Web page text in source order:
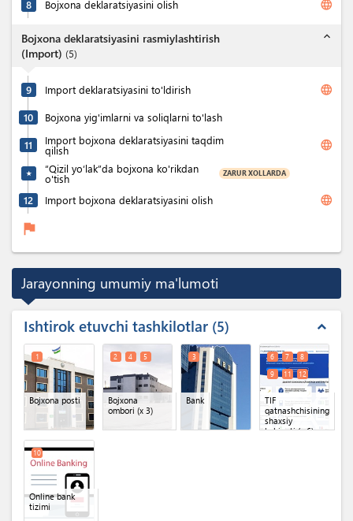
8 Bojxona deklaratsiyasini olish language
Bojxona deklaratsiyasini rasmiylashtirish
(Import) (5)
expand_less
9 Import deklaratsiyasini to'ldirish language
10 Bojxona yig'imlarni va soliqlarni to'lash
11 Import bojxona deklaratsiyasini taqdim
qilish language
★ “Qizil yo‘lak”da bojxona ko'rikdan
o'tish ZARUR XOLLARDA
12 Import bojxona deklaratsiyasini olish language
flag
Jarayonning umumiy ma'lumoti
Ishtirok etuvchi tashkilotlar 5 expand_less
Bojxona posti
1
Bojxona
ombori (x 3)
2 4 5
Bank
3
TIF
qatnashchisining
shaxsiy
kabineti(x 6)
6 7
8
9
11 12
Online bank
tizimi
10